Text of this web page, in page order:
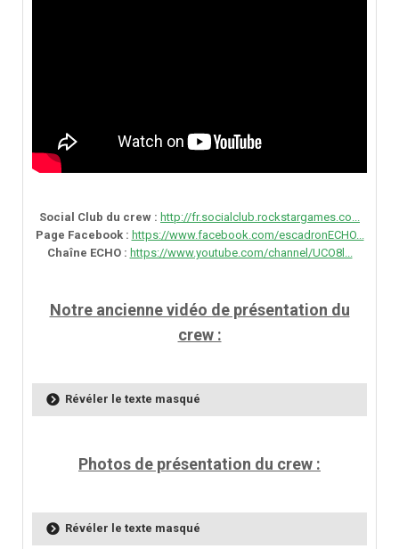
Social Club du crew : http://fr.socialclub.rockstargames.co...
Page Facebook : https://www.facebook.com/escadronECHO...
Chaîne ECHO : https://www.youtube.com/channel/UCO8l...
Notre ancienne vidéo de présentation du
crew :
Révéler le texte masqué
Photos de présentation du crew :
Révéler le texte masqué